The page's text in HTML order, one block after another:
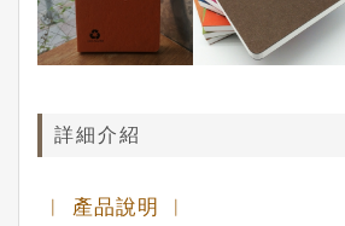
詳細介紹
︱ 產品說明 ︱